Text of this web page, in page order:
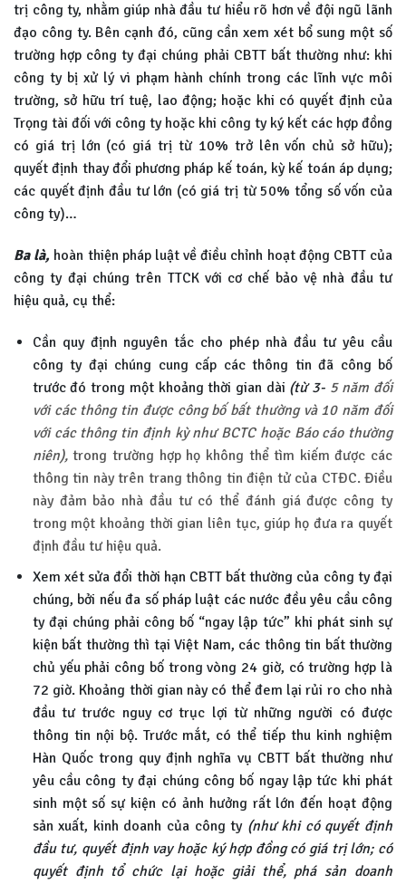
trị công ty, nhằm giúp nhà đầu tư hiểu rõ hơn về đội ngũ lãnh
đạo công ty. Bên cạnh đó, cũng cần xem xét bổ sung một số
trường hợp công ty đại chúng phải CBTT bất thường như: khi
công ty bị xử lý vi phạm hành chính trong các lĩnh vực môi
trường, sở hữu trí tuệ, lao động; hoặc khi có quyết định của
Trọng tài đối với công ty hoặc khi công ty ký kết các hợp đồng
có giá trị lớn (có giá trị từ 10% trở lên vốn chủ sở hữu);
quyết định thay đổi phương pháp kế toán, kỳ kế toán áp dụng;
các quyết định đầu tư lớn (có giá trị từ 50% tổng số vốn của
công ty)…
Ba là, hoàn thiện pháp luật về điều chỉnh hoạt động CBTT của
công ty đại chúng trên TTCK với cơ chế bảo vệ nhà đầu tư
hiệu quả, cụ thể:
Cần quy định nguyên tắc cho phép nhà đầu tư yêu cầu
công ty đại chúng cung cấp các thông tin đã công bố
trước đó trong một khoảng thời gian dài (từ 3- 5 năm đối
với các thông tin được công bố bất thường và 10 năm đối
với các thông tin định kỳ như BCTC hoặc Báo cáo thường
niên),trong trường hợp họ không thể tìm kiếm được các
thông tin này trên trang thông tin điện tử của CTĐC. Điều
này đảm bảo nhà đầu tư có thể đánh giá được công ty
trong một khoảng thời gian liên tục, giúp họ đưa ra quyết
định đầu tư hiệu quả.
Xem xét sửa đổi thời hạn CBTT bất thường của công ty đại
chúng, bởi nếu đa số pháp luật các nước đều yêu cầu công
ty đại chúng phải công bố “ngay lập tức” khi phát sinh sự
kiện bất thường thì tại Việt Nam, các thông tin bất thường
chủ yếu phải công bố trong vòng 24 giờ, có trường hợp là
72 giờ. Khoảng thời gian này có thể đem lại rủi ro cho nhà
đầu tư trước nguy cơ trục lợi từ những người có được
thông tin nội bộ. Trước mắt, có thể tiếp thu kinh nghiệm
Hàn Quốc trong quy định nghĩa vụ CBTT bất thường như
yêu cầu công ty đại chúng công bố ngay lập tức khi phát
sinh một số sự kiện có ảnh hưởng rất lớn đến hoạt động
sản xuất, kinh doanh của công ty (như khi có quyết định
đầu tư, quyết định vay hoặc ký hợp đồng có giá trị lớn; có
quyết định tổ chức lại hoặc giải thể, phá sản doanh